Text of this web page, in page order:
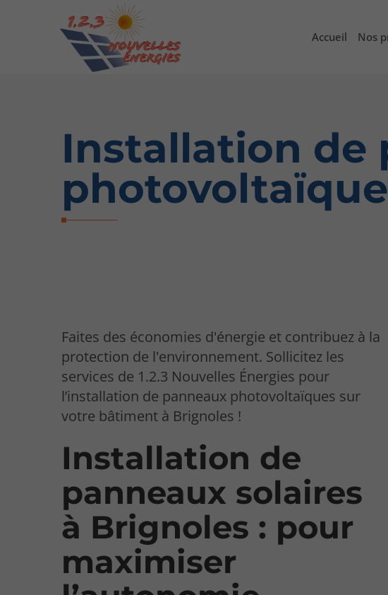
Accueil Nos
Installation de
Faites des économies d'énergie et contribuez à la
protection de l'environnement. Sollicitez les
services de 1.2.3 Nouvelles Énergies pour
l’installation de panneaux photovoltaïques sur
votre bâtiment à Brignoles !
Installation de
panneaux solaires
à Brignoles : pour
maximiser